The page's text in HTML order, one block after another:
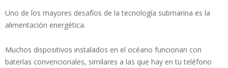
Uno de los mayores desafíos de la tecnología submarina es la
alimentación energética.
Muchos dispositivos instalados en el océano funcionan con
baterías convencionales, similares a las que hay en tu teléfono